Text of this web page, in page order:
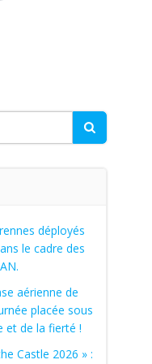
déployés
le cadre des
aérienne de
placée sous
et de la fierté !
Castle 2026 » :